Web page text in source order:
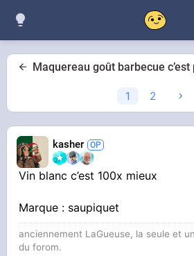
Maquereau goût barbecue c’est
1 2
kasher
Vin blanc c’est 100x mieux
Marque : saupiquet
anciennement LaGueuse, la seule et
du forom.